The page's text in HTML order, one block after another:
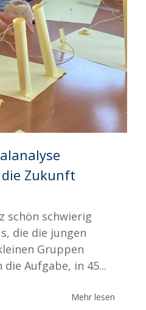
Zukunft
schön schwierig
die die jungen
Gruppen
die Aufgabe, in 45...
Mehr lesen